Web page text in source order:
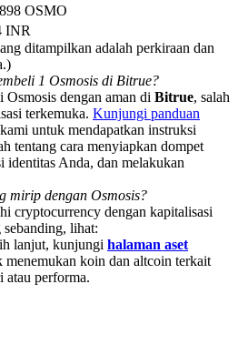
to Share 25000 USDT prize pool!
& Win
prize pool
Users
500,000 USDT
Carnival
OSMO
INR
ditampilkan adalah perkiraan dan
1 Osmosis di Bitrue?
Osmosis dengan aman di Bitrue, salah
terkemuka. Kunjungi panduan
kami untuk mendapatkan instruksi
tentang cara menyiapkan dompet
identitas Anda, dan melakukan
mirip dengan Osmosis?
cryptocurrency dengan kapitalisasi
lihat:
lanjut, kunjungi halaman aset
menemukan koin dan altcoin terkait
atau performa.